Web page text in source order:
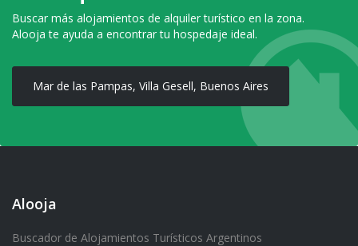
Buscar más alojamientos de alquiler turístico en la zona.
Alooja te ayuda a encontrar tu hospedaje ideal.
Mar de las Pampas, Villa Gesell, Buenos Aires
Alooja
Buscador de Alojamientos Turísticos Argentinos